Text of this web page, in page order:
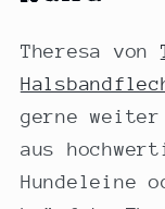
Theresa von
gerne
aus
Hundeleine